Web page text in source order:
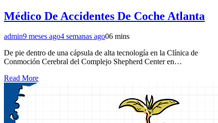
Médico De Accidentes De Coche Atlanta
admin9 meses ago4 semanas ago06 mins
De pie dentro de una cápsula de alta tecnología en la Clínica de
Conmoción Cerebral del Complejo Shepherd Center en…
Read More